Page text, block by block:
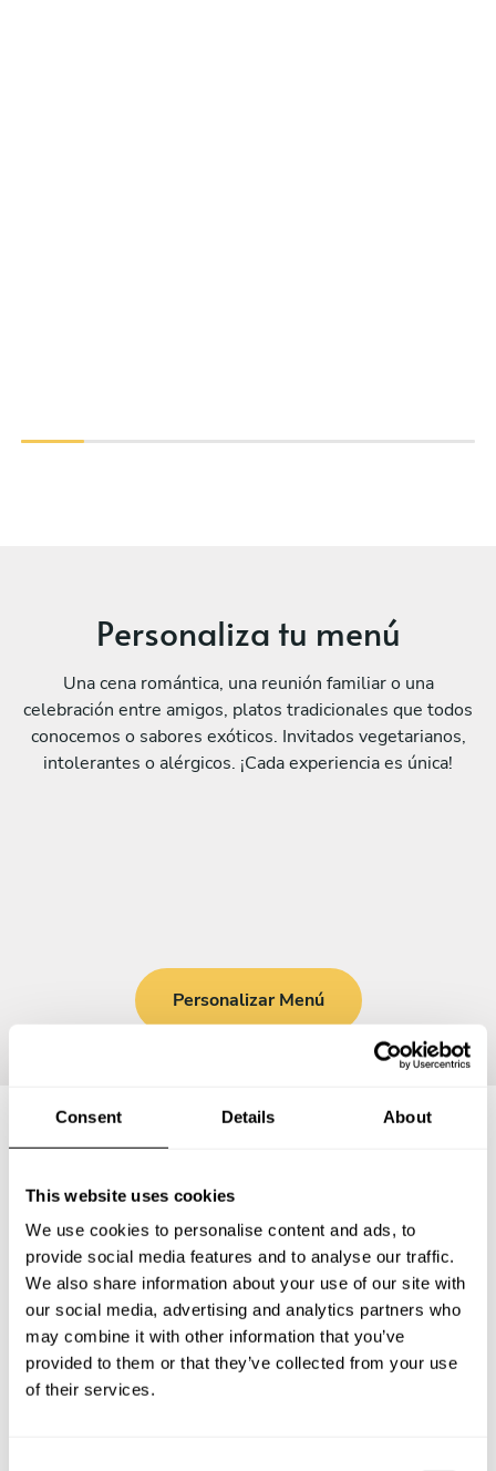
Consent Details About
This website uses cookies
We use cookies to personalise content and ads, to
provide social media features and to analyse our traffic.
We also share information about your use of our site with
our social media, advertising and analytics partners who
may combine it with other information that you’ve
provided to them or that they’ve collected from your use
of their services.
Personaliza tu menú
Una cena romántica, una reunión familiar o una
celebración entre amigos, platos tradicionales que todos
conocemos o sabores exóticos. Invitados vegetarianos,
intolerantes o alérgicos. ¡Cada experiencia es única!
Personalizar Menú
Estas son las preguntas más frecuentes sobre Chef a
Domicilio en Puente de Ixtla.
¿Qué incluye un servicio de Chef a Domicilio en Puente
de Ixtla?